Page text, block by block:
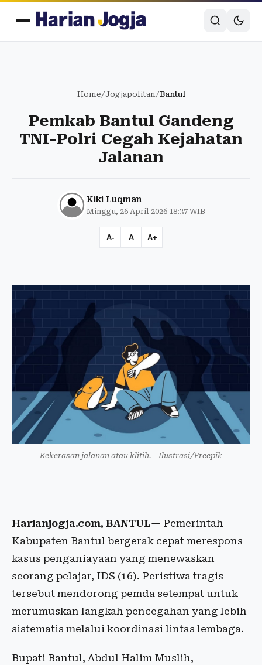
Home/Jogjapolitan/Bantul
Pemkab Bantul Gandeng
TNI-Polri Cegah Kejahatan
Jalanan
Kiki Luqman
Minggu, 26 April 2026 18:37 WIB
A- A A+
Kekerasan jalanan atau klitih. - Ilustrasi/Freepik
Harianjogja.com, BANTUL— Pemerintah
Kabupaten Bantul bergerak cepat merespons
kasus penganiayaan yang menewaskan
seorang pelajar, IDS (16). Peristiwa tragis
tersebut mendorong pemda setempat untuk
merumuskan langkah pencegahan yang lebih
sistematis melalui koordinasi lintas lembaga.
Bupati Bantul, Abdul Halim Muslih,